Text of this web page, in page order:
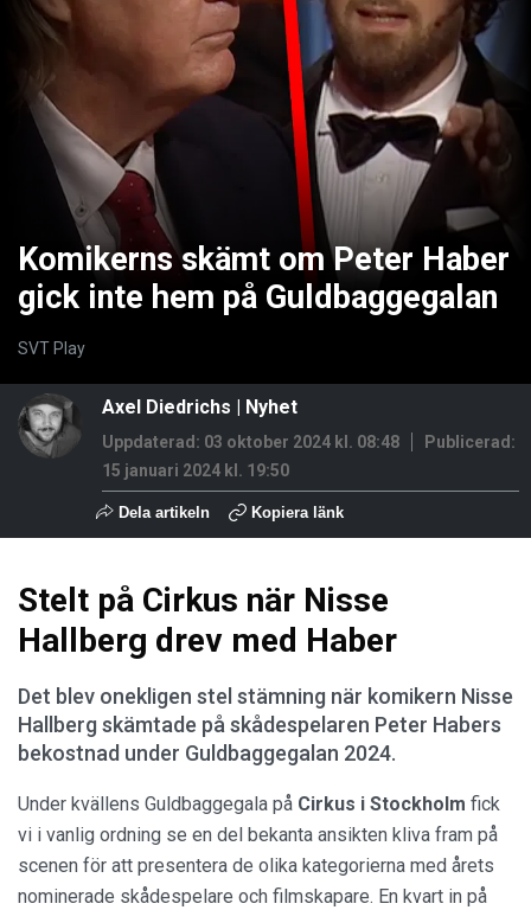
Komikerns skämt om Peter Haber
gick inte hem på Guldbaggegalan
SVT Play
Axel Diedrichs Nyhet
Uppdaterad: 03 oktober 2024 kl. 08:48
Publicerad:
15 januari 2024 kl. 19:50
Dela artikeln Kopiera länk
Stelt på Cirkus när Nisse
Hallberg drev med Haber
Det blev onekligen stel stämning när komikern Nisse
Hallberg skämtade på skådespelaren Peter Habers
bekostnad under Guldbaggegalan 2024.
Under kvällens Guldbaggegala på Cirkus i Stockholm fick
vi i vanlig ordning se en del bekanta ansikten kliva fram på
scenen för att presentera de olika kategorierna med årets
nominerade skådespelare och filmskapare. En kvart in på